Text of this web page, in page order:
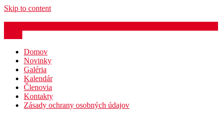
Skip to content
Domov
Novinky
Galéria
Kalendár
Členovia
Kontakty
Zásady ochrany osobných údajov